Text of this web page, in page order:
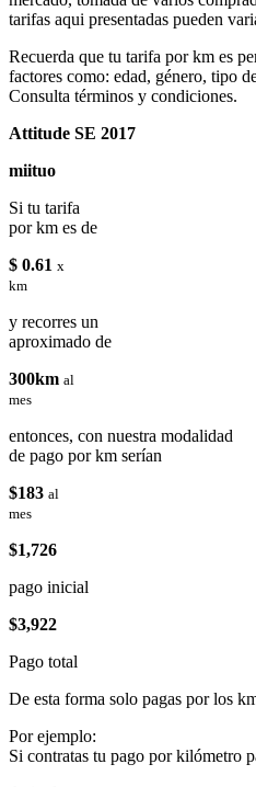
tarifas aqui presentadas pueden
Recuerda que tu tarifa por km es
factores como: edad, género, tipo
Consulta términos y condiciones.
Attitude SE 2017
miituo
Si tu tarifa
por km es de
$ 0.61 x
km
y recorres un
aproximado de
300km al
mes
entonces, con nuestra modalidad
de pago por km serían
$183 al
mes
$1,726
pago inicial
$3,922
Pago total
De esta forma solo pagas por los
Por ejemplo:
Si contratas tu pago por kilómetro